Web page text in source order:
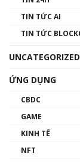
TIN TỨC AI
TIN TỨC
UNCATEGORIZED
ỨNG DỤNG
CBDC
GAME
KINH TẾ
NFT